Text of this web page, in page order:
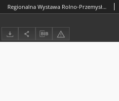
Regionalna Wystawa Rolno-Przemysłowa w Lesznie (24 VIII – 14 IX 1947) w perspektywie społeczno-politycznej powojnia. Studium przypadku